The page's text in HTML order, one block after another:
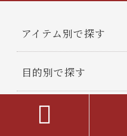
アイテム別で探す
目的別で探す
